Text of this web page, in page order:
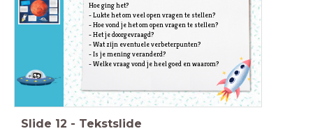
Hoe ging het?
- Lukte het om veel open vragen te stellen?
- Hoe vond je het om open vragen te stellen?
- Het je doorgevraagd?
- Wat zijn eventuele verbeterpunten?
- Is je mening veranderd?
- Welke vraag vond je heel goed en waarom?
Slide 12 - Tekstslide